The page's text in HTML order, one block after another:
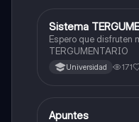
Biologia
Sistema
Espero que disfruten
TERGUMENTARIO
Universidad 171
Biologia
Apuntes